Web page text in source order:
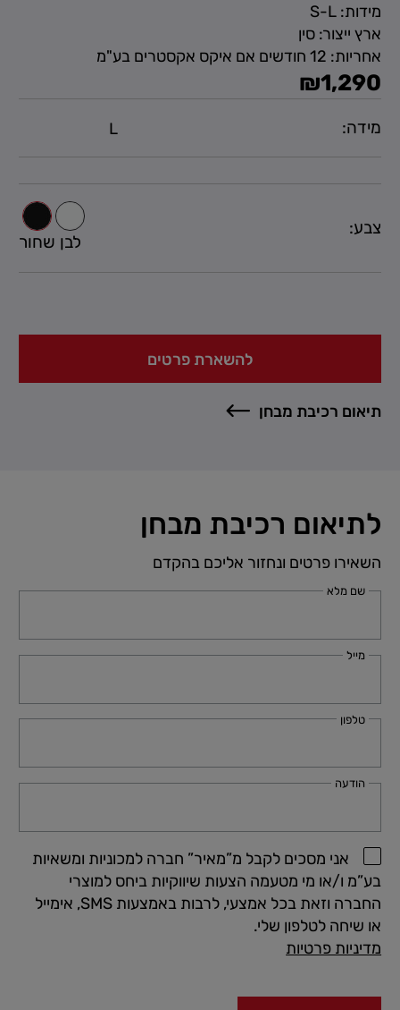
מידות: S-L
ארץ ייצור: סין
אחריות: 12 חודשים אם איקס אקסטרים בע"מ
₪1,290
מידה:
צבע:
לבן שחור
להשארת פרטים
תיאום רכיבת מבחן
לתיאום רכיבת מבחן
השאירו פרטים ונחזור אליכם בהקדם
שם מלא
מייל
טלפון
הודעה
אני מסכים לקבל מ”מאיר” חברה למכוניות ומשאיות
בע”מ ו/או מי מטעמה הצעות שיווקיות ביחס למוצרי
החברה וזאת בכל אמצעי, לרבות באמצעות SMS, אימייל
או שיחה לטלפון שלי.
מדיניות פרטיות